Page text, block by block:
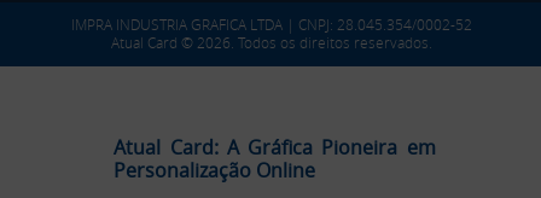
IMPRA INDUSTRIA GRAFICA LTDA | CNPJ: 28.045.354/0002-52
Atual Card © 2026. Todos os direitos reservados.
Atual Card: A Gráfica Pioneira em
Personalização Online